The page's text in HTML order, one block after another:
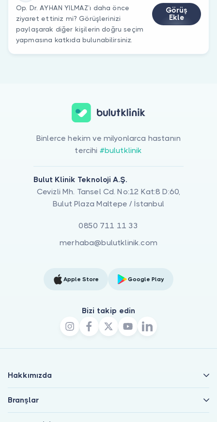
Op. Dr. AYHAN YILMAZ’ı daha önce
ziyaret ettiniz mi? Görüşlerinizi
paylaşarak diğer kişilerin doğru seçim
yapmasına katkıda bulunabilirsiniz.
Görüş
Ekle
Binlerce hekim ve milyonlarca hastanın
tercihi #bulutklinik
Bulut Klinik Teknoloji A.Ş.
Cevizli Mh. Tansel Cd. No:12 Kat:8 D:60,
Bulut Plaza Maltepe / İstanbul
0850 711 11 33
merhaba@bulutklinik.com
Apple Store Google Play
Bizi takip edin
Hakkımızda
Branşlar